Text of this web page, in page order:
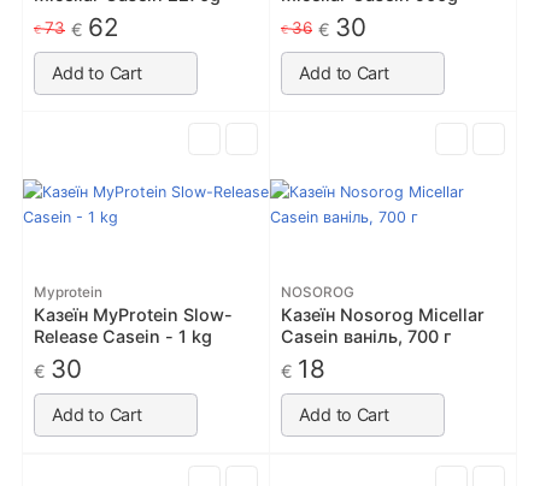
€73 € 62
Add to Cart
€36 € 30
Add to Cart
Myprotein
Казеїн MyProtein Slow-
Release Casein - 1 kg
€ 30
Add to Cart
NOSOROG
Казеїн Nosorog Micellar
Casein ваніль, 700 г
€ 18
Add to Cart